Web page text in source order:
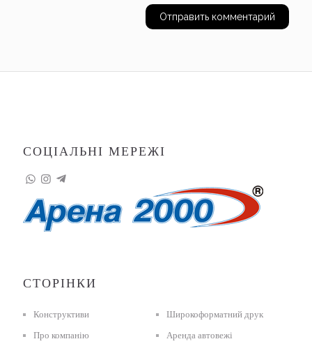
СОЦІАЛЬНІ МЕРЕЖІ
СТОРІНКИ
Конструктиви
Про компанію
Широкоформатний друк
Аренда автовежі